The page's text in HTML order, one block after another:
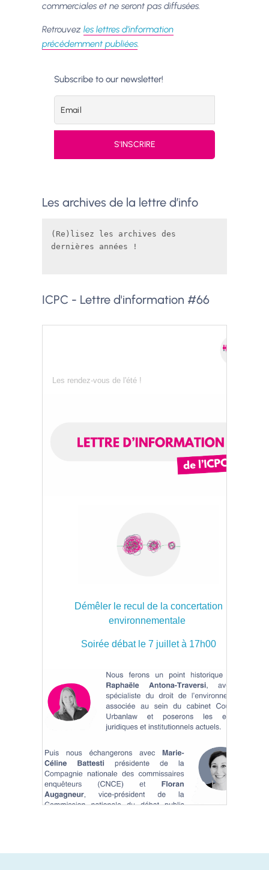
commerciales et ne seront pas diffusées.
Retrouvez les lettres d’information
précédemment publiées.
Subscribe to our newsletter!
Les archives de la lettre d’info
(Re)lisez les archives des
dernières années !
ICPC - Lettre d'information #66